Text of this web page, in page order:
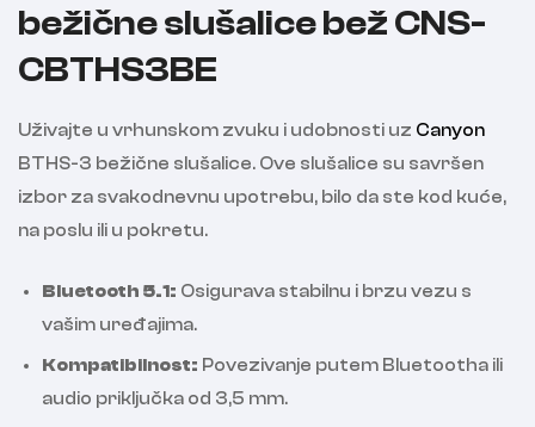
bežične slušalice bež CNS-
CBTHS3BE
Uživajte u vrhunskom zvuku i udobnosti uz Canyon
BTHS-3 bežične slušalice. Ove slušalice su savršen
izbor za svakodnevnu upotrebu, bilo da ste kod kuće,
na poslu ili u pokretu.
Bluetooth 5.1: Osigurava stabilnu i brzu vezu s
vašim uređajima.
Kompatibilnost: Povezivanje putem Bluetootha ili
audio priključka od 3,5 mm.